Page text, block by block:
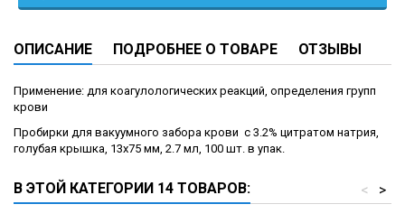
ОПИСАНИЕ ПОДРОБНЕЕ О ТОВАРЕ ОТЗЫВЫ
Применение: для коагулологических реакций, определения групп
крови
Пробирки для вакуумного забора крови с 3.2% цитратом натрия,
голубая крышка, 13x75 мм, 2.7 мл, 100 шт. в упак.
В ЭТОЙ КАТЕГОРИИ 14 ТОВАРОВ: >
<